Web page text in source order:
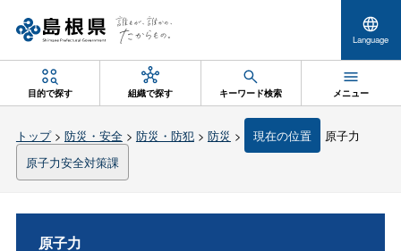
Language
目的で探す 組織で探す キーワード検索 メニュー
トップ> 防災・安全> 防災・防犯> 防災 > 現在の位置
原子力
原子力安全対策課
原子力